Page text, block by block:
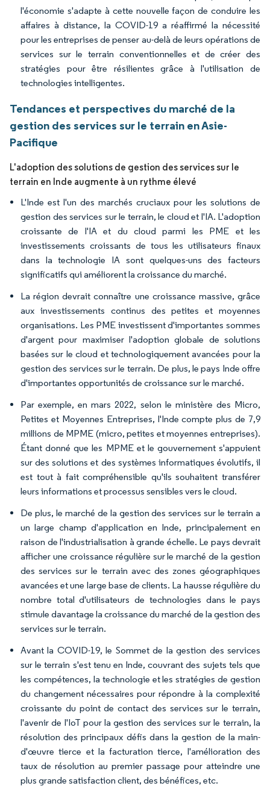
l'économie s'adapte à cette nouvelle façon de conduire les
affaires à distance, la COVID-19 a réaffirmé la nécessité
pour les entreprises de penser au-delà de leurs opérations de
services sur le terrain conventionnelles et de créer des
stratégies pour être résilientes grâce à l'utilisation de
technologies intelligentes.
Tendances et perspectives du marché de la
gestion des services sur le terrain en Asie-
Pacifique
L'adoption des solutions de gestion des services sur le
terrain en Inde augmente à un rythme élevé
L'Inde est l'un des marchés cruciaux pour les solutions de
gestion des services sur le terrain, le cloud et l'IA. L'adoption
croissante de l'IA et du cloud parmi les PME et les
investissements croissants de tous les utilisateurs finaux
dans la technologie IA sont quelques-uns des facteurs
significatifs qui améliorent la croissance du marché.
La région devrait connaître une croissance massive, grâce
aux investissements continus des petites et moyennes
organisations. Les PME investissent d'importantes sommes
d'argent pour maximiser l'adoption globale de solutions
basées sur le cloud et technologiquement avancées pour la
gestion des services sur le terrain. De plus, le pays Inde offre
d'importantes opportunités de croissance sur le marché.
Par exemple, en mars 2022, selon le ministère des Micro,
Petites et Moyennes Entreprises, l'Inde compte plus de 7,9
millions de MPME (micro, petites et moyennes entreprises).
Étant donné que les MPME et le gouvernement s'appuient
sur des solutions et des systèmes informatiques évolutifs, il
est tout à fait compréhensible qu'ils souhaitent transférer
leurs informations et processus sensibles vers le cloud.
De plus, le marché de la gestion des services sur le terrain a
un large champ d'application en Inde, principalement en
raison de l'industrialisation à grande échelle. Le pays devrait
afficher une croissance régulière sur le marché de la gestion
des services sur le terrain avec des zones géographiques
avancées et une large base de clients. La hausse régulière du
nombre total d'utilisateurs de technologies dans le pays
stimule davantage la croissance du marché de la gestion des
services sur le terrain.
Avant la COVID-19, le Sommet de la gestion des services
sur le terrain s'est tenu en Inde, couvrant des sujets tels que
les compétences, la technologie et les stratégies de gestion
du changement nécessaires pour répondre à la complexité
croissante du point de contact des services sur le terrain,
l'avenir de l'IoT pour la gestion des services sur le terrain, la
résolution des principaux défis dans la gestion de la main-
d'œuvre tierce et la facturation tierce, l'amélioration des
taux de résolution au premier passage pour atteindre une
plus grande satisfaction client, des bénéfices, etc.